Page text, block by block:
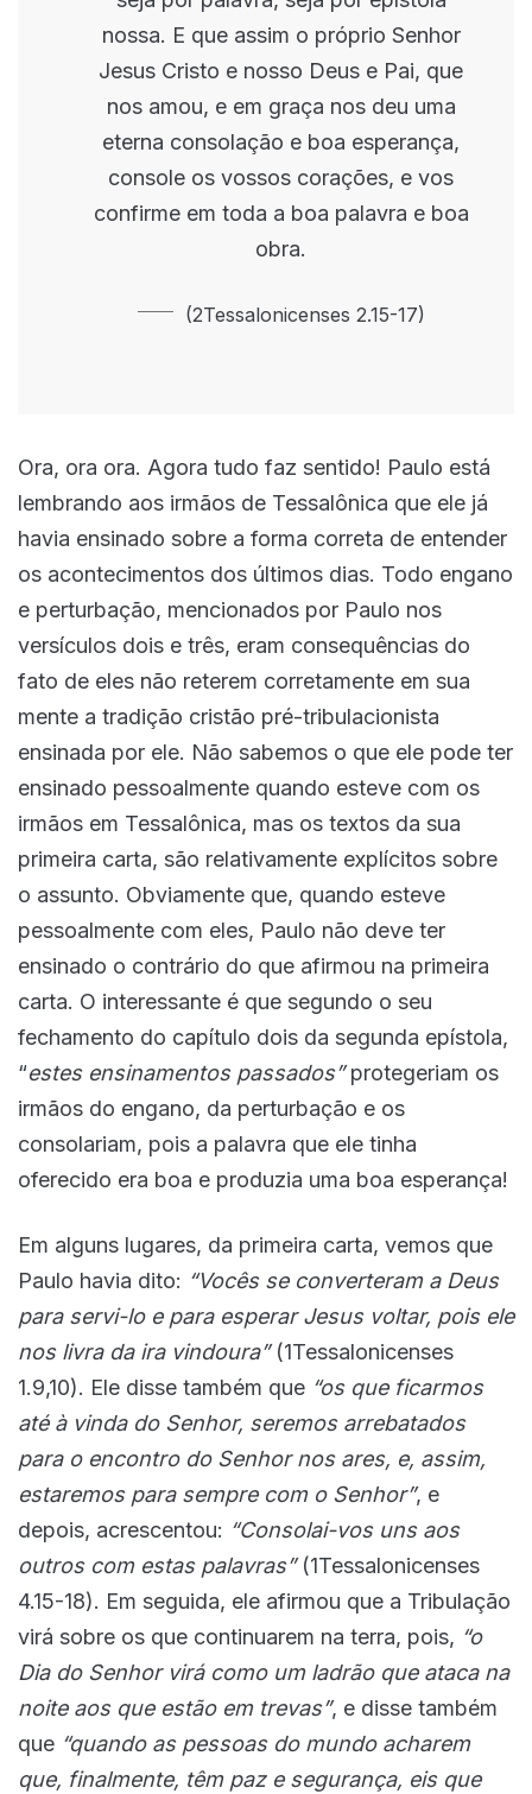
nossa. E que assim o próprio Senhor
Jesus Cristo e nosso Deus e Pai, que
nos amou, e em graça nos deu uma
eterna consolação e boa esperança,
console os vossos corações, e vos
confirme em toda a boa palavra e boa
obra.
(2Tessalonicenses 2.15-17)
Ora, ora ora. Agora tudo faz sentido! Paulo está
lembrando aos irmãos de Tessalônica que ele já
havia ensinado sobre a forma correta de entender
os acontecimentos dos últimos dias. Todo engano
e perturbação, mencionados por Paulo nos
versículos dois e três, eram consequências do
fato de eles não reterem corretamente em sua
mente a tradição cristão pré-tribulacionista
ensinada por ele. Não sabemos o que ele pode ter
ensinado pessoalmente quando esteve com os
irmãos em Tessalônica, mas os textos da sua
primeira carta, são relativamente explícitos sobre
o assunto. Obviamente que, quando esteve
pessoalmente com eles, Paulo não deve ter
ensinado o contrário do que afirmou na primeira
carta. O interessante é que segundo o seu
fechamento do capítulo dois da segunda epístola,
“estes ensinamentos passados”protegeriam os
irmãos do engano, da perturbação e os
consolariam, pois a palavra que ele tinha
oferecido era boa e produzia uma boa esperança!
Em alguns lugares, da primeira carta, vemos que
Paulo havia dito: “Vocês se converteram a Deus
para servi-lo e para esperar Jesus voltar, pois ele
nos livra da ira vindoura”(1Tessalonicenses
1.9,10). Ele disse também que “os que ficarmos
até à vinda do Senhor, seremos arrebatados
para o encontro do Senhor nos ares, e, assim,
estaremos para sempre com o Senhor”, e
depois, acrescentou: “Consolai-vos uns aos
outros com estas palavras”(1Tessalonicenses
4.15-18). Em seguida, ele afirmou que a Tribulação
virá sobre os que continuarem na terra, pois, “o
Dia do Senhor virá como um ladrão que ataca na
noite aos que estão em trevas”, e disse também
que “quando as pessoas do mundo acharem
que, finalmente, têm paz e segurança, eis que